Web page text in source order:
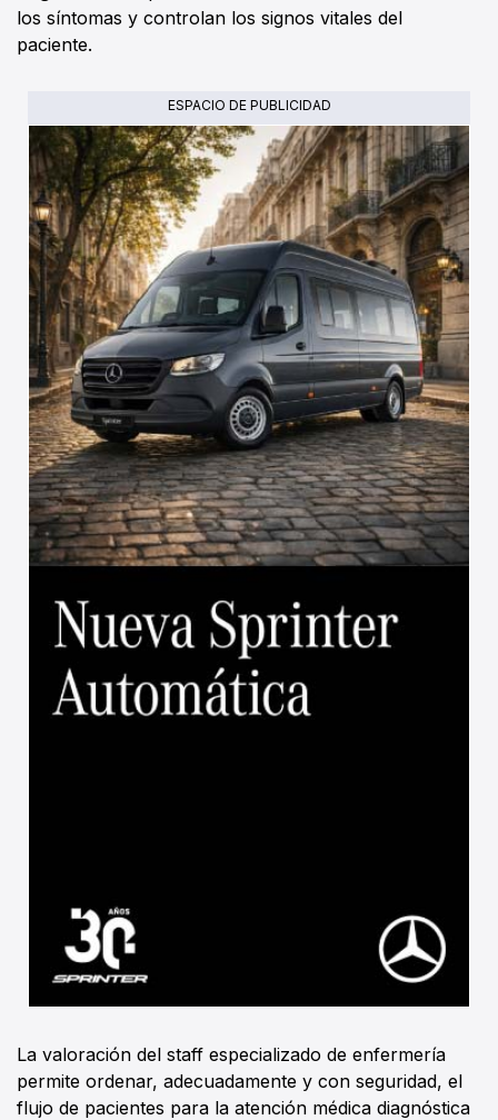
los síntomas y controlan los signos vitales del
paciente.
ESPACIO DE PUBLICIDAD
La valoración del staff especializado de enfermería
permite ordenar, adecuadamente y con seguridad, el
flujo de pacientes para la atención médica diagnóstica